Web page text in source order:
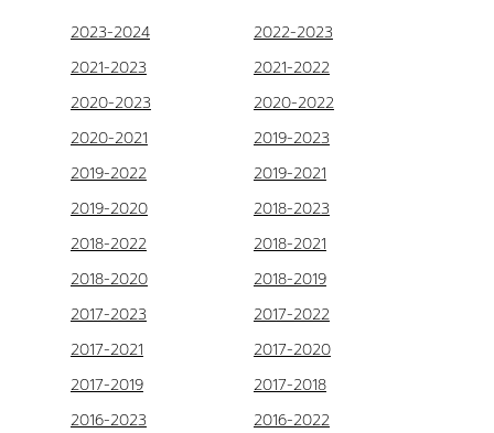
2023-2024
2022-2023
2021-2023
2021-2022
2020-2023
2020-2022
2020-2021
2019-2023
2019-2022
2019-2021
2019-2020
2018-2023
2018-2022
2018-2021
2018-2020
2018-2019
2017-2023
2017-2022
2017-2021
2017-2020
2017-2019
2017-2018
2016-2023
2016-2022